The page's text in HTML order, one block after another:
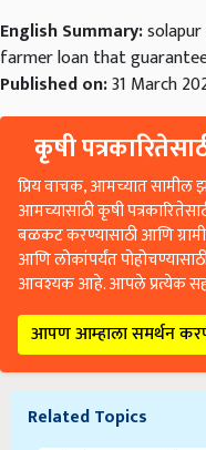
English Summary:
farmer loan that
Published on:31 March
कृषी
प्रिय वाचक, आमच्यात सामील
आमच्यासाठी कृषी
बळकट करण्यासाठी आणि
आणि लोकांपर्यंत
आवश्यक आहे. आपले प्रत्येक
आपण आम्हाला समर्थन
Related Topics